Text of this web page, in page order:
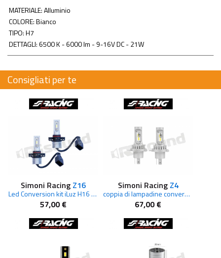
MATERIALE: Alluminio
COLORE: Bianco
TIPO: H7
DETTAGLI: 6500 K - 6000 lm - 9-16V DC - 21W
Consigliati per te
Simoni Racing Z16
Led Conversion kit iLuz H16 con centralina integrata nella lampadina
57,00 €
Simoni Racing Z4
coppia di lampadine conversione LED H4
67,00 €